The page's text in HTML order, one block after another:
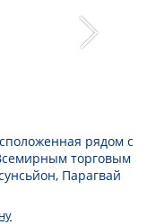
рядом с
торговым
Парагвай